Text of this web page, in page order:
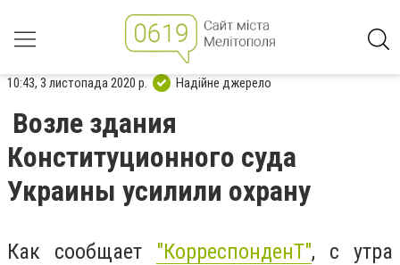
10:43, 3 листопада 2020 р. Надійне джерело
Возле здания
Конституционного суда
Украины усилили охрану
Как сообщает "КорреспонденТ", с утра